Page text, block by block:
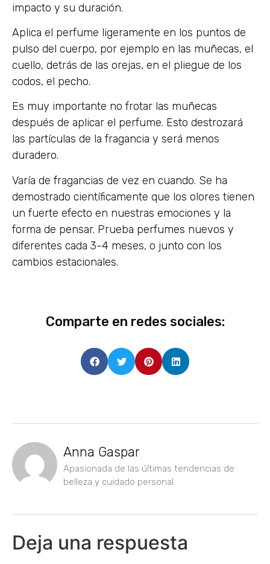
impacto y su duración.
Aplica el perfume ligeramente en los puntos de
pulso del cuerpo, por ejemplo en las muñecas, el
cuello, detrás de las orejas, en el pliegue de los
codos, el pecho.
Es muy importante no frotar las muñecas
después de aplicar el perfume. Esto destrozará
las partículas de la fragancia y será menos
duradero.
Varía de fragancias de vez en cuando. Se ha
demostrado científicamente que los olores tienen
un fuerte efecto en nuestras emociones y la
forma de pensar. Prueba perfumes nuevos y
diferentes cada 3-4 meses, o junto con los
cambios estacionales.
Comparte en redes sociales:
Anna Gaspar
Apasionada de las últimas tendencias de
belleza y cuidado personal.
Deja una respuesta